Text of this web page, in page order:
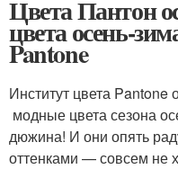
Цвета Пантон
цвета осень-
Pantone
Институт цвета
модные цвета сезона
дюжина! И они опять
оттенками — совсем не